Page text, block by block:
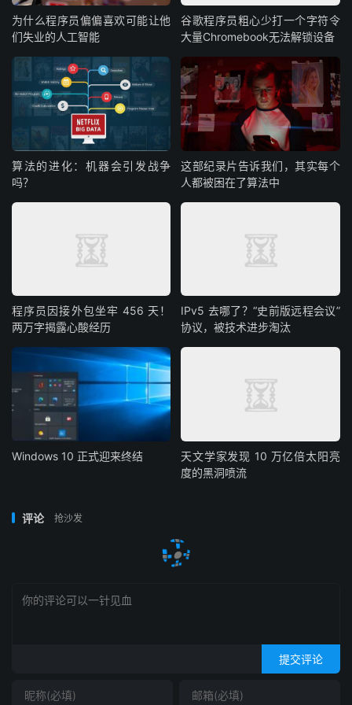
为什么程序员偏偏喜欢可能让他
们失业的人工智能
谷歌程序员粗心少打一个字符令
大量Chromebook无法解锁设备
算法的进化：机器会引发战争
吗？
这部纪录片告诉我们，其实每个
人都被困在了算法中
程序员因接外包坐牢 456 天！
两万字揭露心酸经历
IPv5 去哪了？“史前版远程会议”
协议，被技术进步淘汰
Windows 10 正式迎来终结
天文学家发现 10 万亿倍太阳亮
度的黑洞喷流
评论 抢沙发
提交评论